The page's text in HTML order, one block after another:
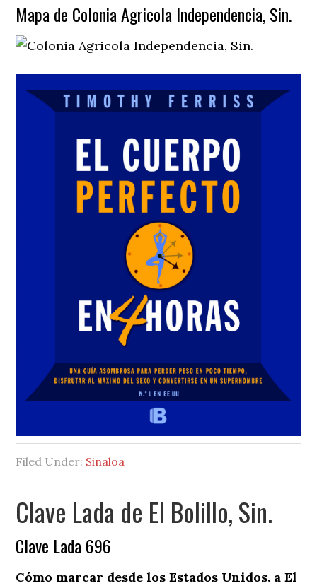
Mapa de Colonia Agricola Independencia, Sin.
Filed Under: Sinaloa
Clave Lada de El Bolillo, Sin.
Clave Lada 696
Cómo marcar desde los Estados Unidos. a El